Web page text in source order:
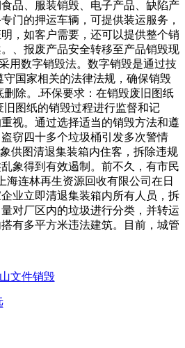
品、服装销毁、电子产品、缺陷产
门的押运车辆，可提供装运服务，
，如客户需要，还可以提供整个销
、报废产品安全转移至产品销毁现
用数字销毁法。数字销毁是通过技
国家相关的法律法规，确保销毁
除。.环保要求：在销毁废旧图纸
图纸的销毁过程进行监督和记
视。通过选择适当的销毁方法和遵
窃四十多个垃圾桶引发多次警情
供图清退集装箱内住客，拆除违规
象得到有效遏制。前不久，有市民
连林再生资源回收有限公司在日
业立即清退集装箱内所有人员，拆
对厂区内的垃圾进行分类，并转运
有多平方米违法建筑。目前，城管
文件销毁